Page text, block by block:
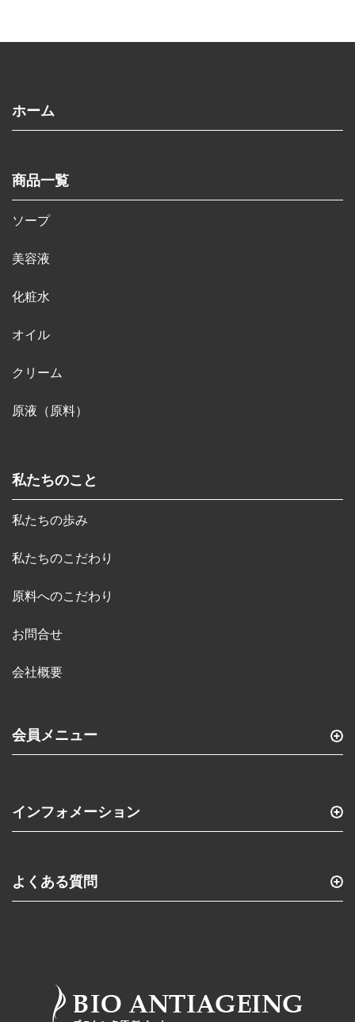
ホーム
商品一覧
ソープ
美容液
化粧水
オイル
クリーム
原液（原料）
私たちのこと
私たちの歩み
私たちのこだわり
原料へのこだわり
お問合せ
会社概要
会員メニュー
インフォメーション
よくある質問